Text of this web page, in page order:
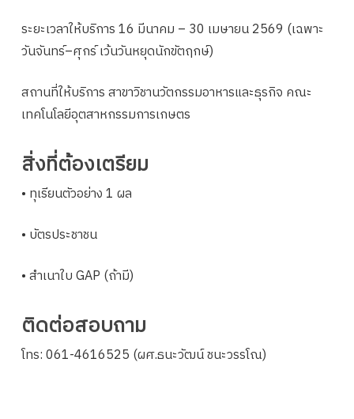
ระยะเวลาให้บริการ 16 มีนาคม – 30 เมษายน 2569 (เฉพาะ
วันจันทร์–ศุกร์ เว้นวันหยุดนักขัตฤกษ์)
สถานที่ให้บริการ สาขาวิชานวัตกรรมอาหารและธุรกิจ คณะ
เทคโนโลยีอุตสาหกรรมการเกษตร
สิ่งที่ต้องเตรียม
• ทุเรียนตัวอย่าง 1 ผล
• บัตรประชาชน
• สำเนาใบ GAP (ถ้ามี)
ติดต่อสอบถาม
โทร: 061-4616525 (ผศ.ธนะวัฒน์ ชนะวรรโณ)